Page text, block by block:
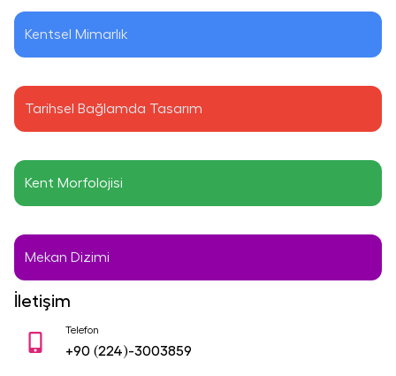
Kentsel Mimarlık
Tarihsel Bağlamda Tasarım
Kent Morfolojisi
Mekan Dizimi
İletişim
Telefon
+90 (224)-3003859